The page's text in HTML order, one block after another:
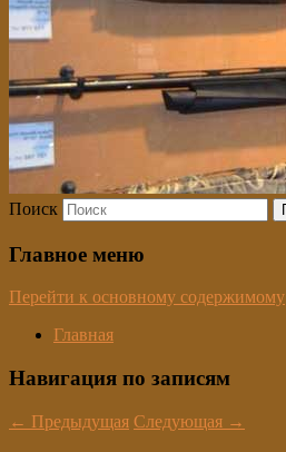
Поиск
Главное меню
Перейти к основному содержимому
Главная
Навигация по записям
← Предыдущая Следующая →